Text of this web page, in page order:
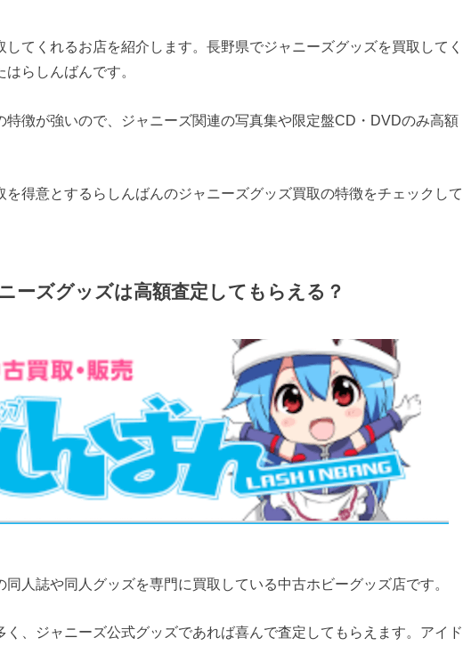
てくれるお店を紹介します。長野県でジャニーズグッズを買取してく
らしんばんです。
特徴が強いので、ジャニーズ関連の写真集や限定盤CD・DVDのみ高額
得意とするらしんばんのジャニーズグッズ買取の特徴をチェックして
ーズグッズは高額査定してもらえる？
人誌や同人グッズを専門に買取している中古ホビーグッズ店です。
く、ジャニーズ公式グッズであれば喜んで査定してもらえます。アイド